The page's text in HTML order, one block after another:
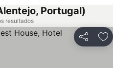
Portugal)
resultados
Partilhar